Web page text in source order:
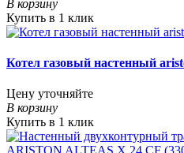
В корзину
Купить в 1 клик
Котел газовый настенный
Цену уточняйте
В корзину
Купить в 1 клик